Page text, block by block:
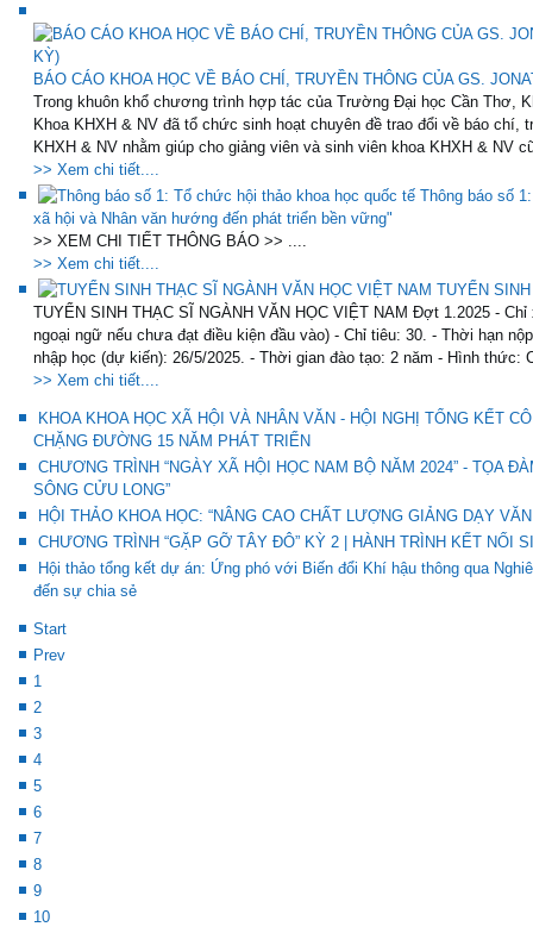
BÁO CÁO KHOA HỌC VỀ BÁO CHÍ, TRUYỀN THÔNG CỦA GS.
Trong khuôn khổ chương trình hợp tác của Trường Đại học Cần Thơ,
Khoa KHXH & NV đã tổ chức sinh hoạt chuyên đề trao đổi về báo chí,
KHXH & NV nhằm giúp cho giảng viên và sinh viên khoa KHXH & NV
>> Xem chi tiết....
Thông báo số
xã hội và Nhân văn hướng đến phát triển bền vững"
>> XEM CHI TIẾT THÔNG BÁO >> ....
>> Xem chi tiết....
TUYỂN
TUYỂN SINH THẠC SĨ NGÀNH VĂN HỌC VIỆT NAM Đợt 1.2025 -
ngoại ngữ nếu chưa đạt điều kiện đầu vào) - Chỉ tiêu: 30. - Thời hạn
nhập học (dự kiến): 26/5/2025. - Thời gian đào tạo: 2 năm - Hình thức:
>> Xem chi tiết....
KHOA KHOA HỌC XÃ HỘI VÀ NHÂN VĂN - HỘI NGHỊ TỔNG KẾT
CHẶNG ĐƯỜNG 15 NĂM PHÁT TRIỂN
CHƯƠNG TRÌNH “NGÀY XÃ HỘI HỌC NAM BỘ NĂM 2024” - TỌA
SÔNG CỬU LONG”
HỘI THẢO KHOA HỌC: “NÂNG CAO CHẤT LƯỢNG GIẢNG DẠY
CHƯƠNG TRÌNH “GẶP GỠ TÂY ĐÔ” KỲ 2 | HÀNH TRÌNH KẾT NỐI
Hội thảo tổng kết dự án: Ứng phó với Biến đổi Khí hậu thông qua
đến sự chia sẻ
Start
Prev
1
2
3
4
5
6
7
8
9
10